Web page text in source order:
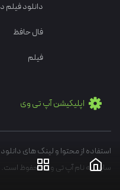
دانلود فیلم
فال حافظ
فیلم
اپلیکیشن آپ تی وی
استفاده از محتوا و لینک های
سایت به نام آپ تی وی محفوظ است.